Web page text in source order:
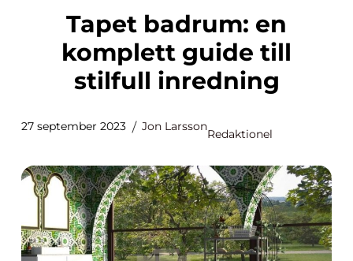
Tapet badrum: en
komplett guide till
stilfull inredning
27 september 2023 Jon Larsson
Redaktionel